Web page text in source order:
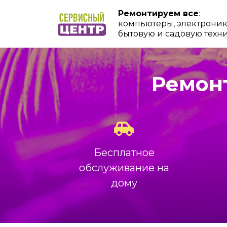
Ремонтируем все:
компьютеры,
бытовую и садовую
Бесплатное
обслуживание на
дому